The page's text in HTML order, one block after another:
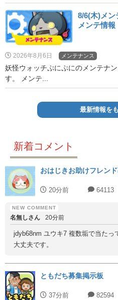
8/6(木)メン
メンテ情報
2026年8月6日 メンテナンス
妖怪ウォッチぷにぷにのメンテナ
す。 メンテ...
最新情報を
新着コメント
おはじきお助けフレン
20分前 64113
名無しさん 20分前
jdyb68nm ユウキ7 複数垢で当たっ
大丈夫です。
ともだち募集掲示板
37分前 82594